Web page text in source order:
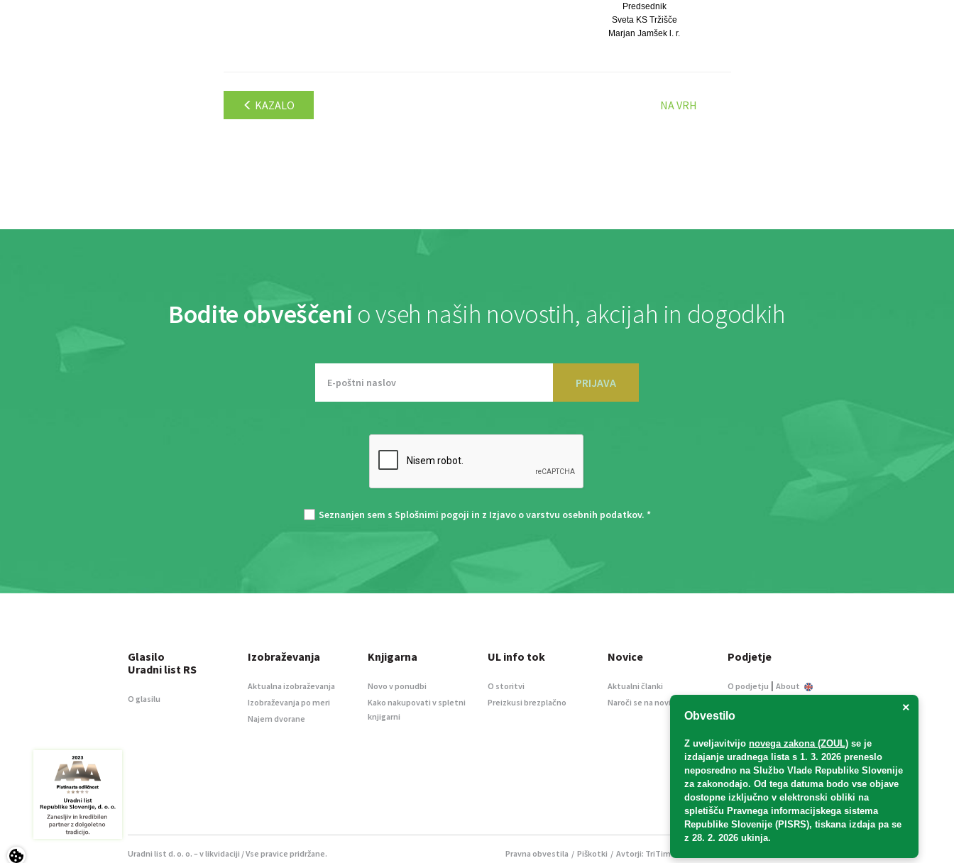
Predsednik
Sveta KS Tržišče
Marjan Jamšek l. r.
KAZALO NA VRH
Bodite obveščeni o vseh naših novostih, akcijah in dogodkih
PRIJAVA
Seznanjen sem s Splošnimi pogoji in z Izjavo o varstvu osebnih podatkov. *
×
Obvestilo
Z uveljavitvijo novega zakona (ZOUL) se je
izdajanje uradnega lista s 1. 3. 2026 preneslo
neposredno na Službo Vlade Republike Slovenije
za zakonodajo. Od tega datuma bodo vse objave
dostopne izključno v elektronski obliki na
spletišču Pravnega informacijskega sistema
Republike Slovenije (PISRS), tiskana izdaja pa se
z 28. 2. 2026 ukinja.
Glasilo
Uradni list RS
O glasilu
Izobraževanja
Aktualna izobraževanja
Izobraževanja po meri
Najem dvorane
Knjigarna
Novo v ponudbi
Kako nakupovati v spletni
knjigarni
UL info tok
O storitvi
Preizkusi brezplačno
Novice
Aktualni članki
Naroči se na novice
Podjetje
O podjetju | About
Informacije javnega
Oglaševanje
Splošni pogoji
Izjava o varstvu osebnih
podatkov
E-dražbe
Uradni list d. o. o. – v likvidaciji / Vse pravice pridržane. Pravna obvestila / Piškotki / Avtorji: TriTim spletna agencija